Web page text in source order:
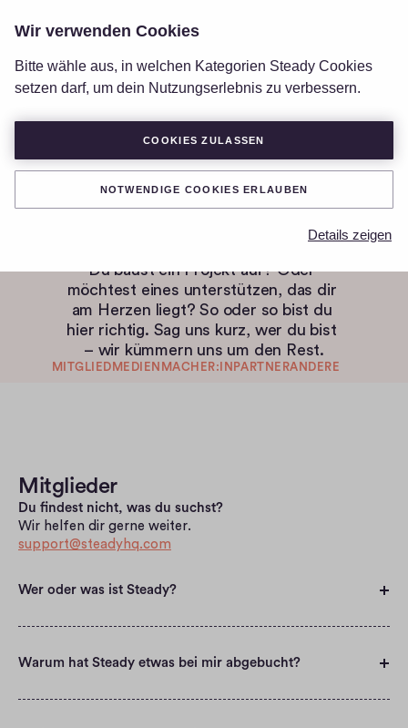
Wir verwenden Cookies
Bitte wähle aus, in welchen Kategorien Steady Cookies
setzen darf, um dein Nutzungserlebnis zu verbessern.
COOKIES ZULASSEN
NOTWENDIGE COOKIES ERLAUBEN
Details zeigen
Kontaktiere uns
Du baust ein Projekt auf? Oder
möchtest eines unterstützen, das dir
am Herzen liegt? So oder so bist du
hier richtig. Sag uns kurz, wer du bist
– wir kümmern uns um den Rest.
MITGLIED MEDIENMACHER:IN PARTNERANDERE
Mitglieder
Du findest nicht, was du suchst?
Wir helfen dir gerne weiter.
support@steadyhq.com
Wer oder was ist Steady?
Warum hat Steady etwas bei mir abgebucht?